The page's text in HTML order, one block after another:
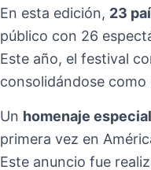
En esta edición, 23
público con 26
Este año, el festival
consolidándose
Un homenaje especial
primera vez en
Este anuncio fue